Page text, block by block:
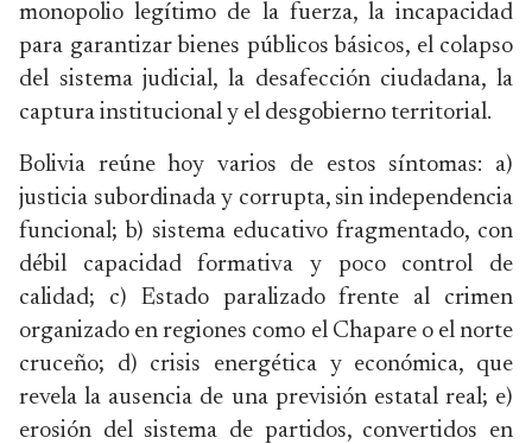
monopolio legítimo de la fuerza, la incapacidad
para garantizar bienes públicos básicos, el colapso
del sistema judicial, la desafección ciudadana, la
captura institucional y el desgobierno territorial.
Bolivia reúne hoy varios de estos síntomas: a)
justicia subordinada y corrupta, sin independencia
funcional; b) sistema educativo fragmentado, con
débil capacidad formativa y poco control de
calidad; c) Estado paralizado frente al crimen
organizado en regiones como el Chapare o el norte
cruceño; d) crisis energética y económica, que
revela la ausencia de una previsión estatal real; e)
erosión del sistema de partidos, convertidos en